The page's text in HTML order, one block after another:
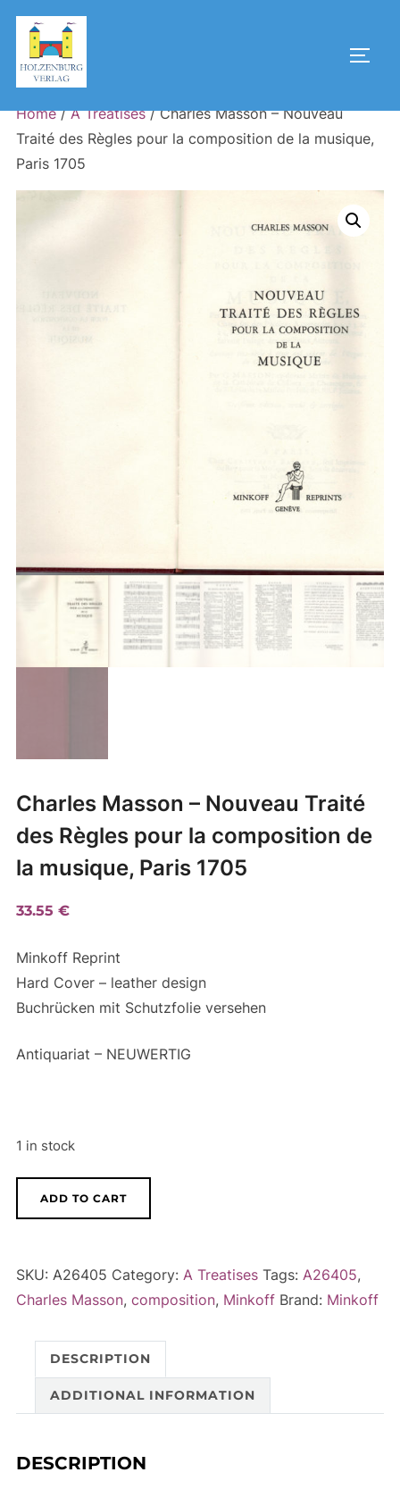
Skip
content
Home/A Treatises/ Charles Masson – Nouveau
Traité des Règles pour la composition de la musique,
Paris 1705
Charles Masson – Nouveau Traité
des Règles pour la composition de
la musique, Paris 1705
33.55 €
Minkoff Reprint
Hard Cover – leather design
Buchrücken mit Schutzfolie versehen
Antiquariat – NEUWERTIG
1 in stock
Masson
Règles
composition
la
ADD TO CART
a
i
v
SKU: A26405 Category: A Treatises Tags: A26405,
Charles Masson, composition, Minkoff Brand: Minkoff
DESCRIPTION
ADDITIONAL INFORMATION
DESCRIPTION